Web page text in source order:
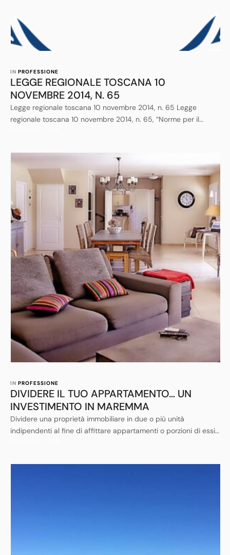
IN PROFESSIONE
LEGGE REGIONALE TOSCANA 10
NOVEMBRE 2014, N. 65
Legge regionale toscana 10 novembre 2014, n. 65 Legge
regionale toscana 10 novembre 2014, n. 65, “Norme per il
ed integrata.Si riporta il testo aggiornato alla data del 1 agosto
2018.
IN PROFESSIONE
DIVIDERE IL TUO APPARTAMENTO… UN
INVESTIMENTO IN MAREMMA
Dividere una proprietà immobiliare in due o più unità
indipendenti al fine di affittare appartamenti o porzioni di essi,
più vantaggiosa.